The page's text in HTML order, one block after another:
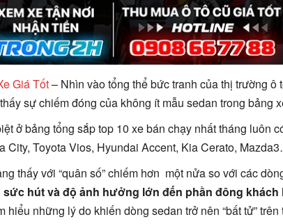
Giá Tốt– Nhìn vào tổng thể bức tranh của thị trường ô
sự chiếm đóng của không ít mẫu sedan trong bảng
ở bảng tổng sắp top 10 xe bán chạy nhất tháng luôn
City, Toyota Vios, Hyundai Accent, Kia Cerato,
thấy với “quân số” chiếm hơn một nửa so với các
sức hút và độ ảnh hưởng lớn đến phần đông khách
hiểu những lý do khiến dòng sedan trở nên “bất tử” trên